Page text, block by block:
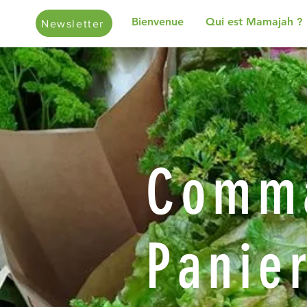
Newsletter Bienvenue Qui est Mamajah ?